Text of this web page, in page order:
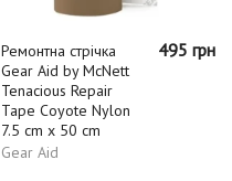
Ремонтна стрічка
Gear Aid by McNett
Tenacious Repair
Tape Coyote Nylon
7.5 cm x 50 cm
Gear Aid
495 грн